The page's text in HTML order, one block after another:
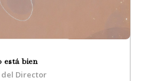
está bien
del Director